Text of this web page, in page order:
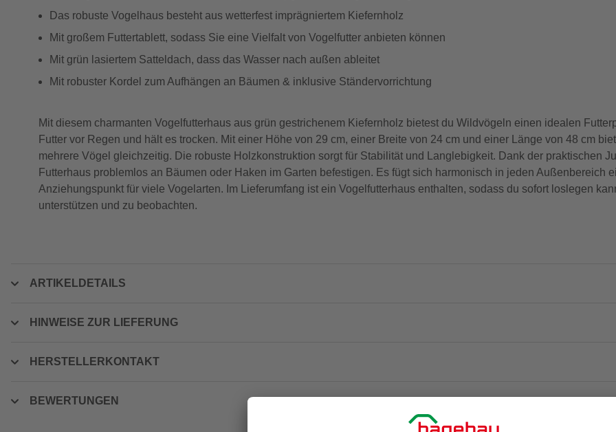
Das robuste Vogelhaus besteht aus wetterfest imprägniertem Kiefernholz
Mit großem Futtertablett, sodass Sie eine Vielfalt von Vogelfutter anbieten können
Mit grün lasiertem Satteldach, dass das Wasser nach außen ableitet
Mit robuster Kordel zum Aufhängen an Bäumen & inklusive Ständervorrichtung
Mit diesem charmanten Vogelfutterhaus aus grün gestrichenem Kiefernholz bietest du Wildvögeln einen idealen
Futter vor Regen und hält es trocken. Mit einer Höhe von 29 cm, einer Breite von 24 cm und einer Länge von 48 cm
mehrere Vögel gleichzeitig. Die robuste Holzkonstruktion sorgt für Stabilität und Langlebigkeit. Dank der praktischen
Futterhaus problemlos an Bäumen oder Haken im Garten befestigen. Es fügt sich harmonisch in jeden Außenbereich
Anziehungspunkt für viele Vogelarten. Im Lieferumfang ist ein Vogelfutterhaus enthalten, sodass du sofort loslegen
unterstützen und zu beobachten.
ARTIKELDETAILS
HINWEISE ZUR LIEFERUNG
HERSTELLERKONTAKT
BEWERTUNGEN